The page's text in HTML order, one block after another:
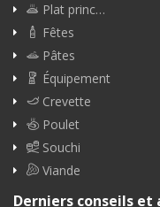
Plat princ…
Fêtes
Pâtes
Équipement
Crevette
Poulet
Souchi
Viande
Derniers conseils et